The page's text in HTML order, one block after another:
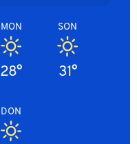
SON
31°
MON
28°
DON